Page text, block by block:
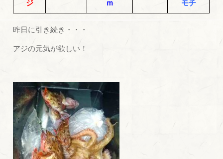
ジ
ｍ
モチ
昨日に引き続き・・・
アジの元気が欲しい！